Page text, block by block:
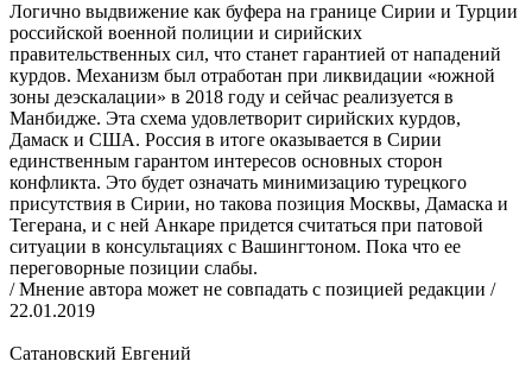
Логично выдвижение как буфера на границе Сирии и Турции
российской военной полиции и сирийских
правительственных сил, что станет гарантией от нападений
курдов. Механизм был отработан при ликвидации «южной
зоны деэскалации» в 2018 году и сейчас реализуется в
Манбидже. Эта схема удовлетворит сирийских курдов,
Дамаск и США. Россия в итоге оказывается в Сирии
единственным гарантом интересов основных сторон
конфликта. Это будет означать минимизацию турецкого
присутствия в Сирии, но такова позиция Москвы, Дамаска и
Тегерана, и с ней Анкаре придется считаться при патовой
ситуации в консультациях с Вашингтоном. Пока что ее
переговорные позиции слабы.
/ Мнение автора может не совпадать с позицией редакции /
22.01.2019
Сатановский Евгений